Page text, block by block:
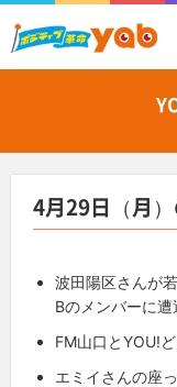
4月29日（月
波田陽区さんが
Bのメンバーに遭
FM山口とYOU!
エミイさんの座